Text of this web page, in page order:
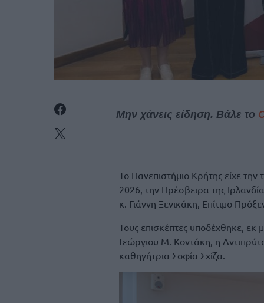
Μην χάνεις είδηση. Βάλε το
Το Πανεπιστήμιο Κρήτης είχε
2026, την Πρέσβειρα της
κ. Γιάννη Ξενικάκη, Επίτιμο
Τους επισκέπτες υποδέχθηκε, εκ
Γεώργιου Μ. Κοντάκη, η
καθηγήτρια Σοφία Σχίζα.